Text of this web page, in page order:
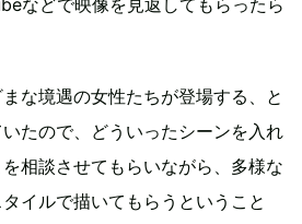
などで映像を見返してもらったら
な境遇の女性たちが登場する、と
たので、どういったシーンを入れ
相談させてもらいながら、多様な
イルで描いてもらうということ